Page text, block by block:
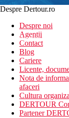
newsletter!
Despre Dertour.ro
Despre noi
Agentii
Contact
Blog
Cariere
Licente,
Nota de
afaceri
Cultura
DERTOUR
Partener